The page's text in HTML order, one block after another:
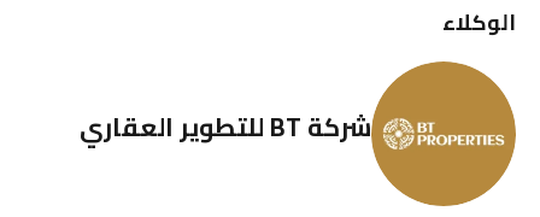
الوكلاء
شركة BT للتطوير العقاري